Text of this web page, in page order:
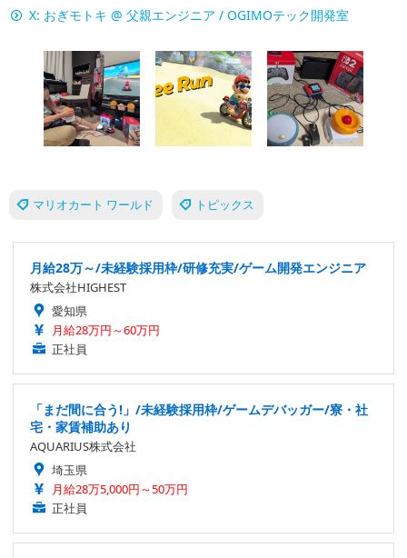
X: おぎモトキ @ 父親エンジニア / OGIMOテック開発室
マリオカート ワールド トピックス
月給28万～/未経験採用枠/研修充実/ゲーム開発エンジニア
株式会社HIGHEST
愛知県
月給28万円～60万円
正社員
「まだ間に合う!」/未経験採用枠/ゲームデバッガー/寮・社
宅・家賃補助あり
AQUARIUS株式会社
埼玉県
月給28万5,000円～50万円
正社員